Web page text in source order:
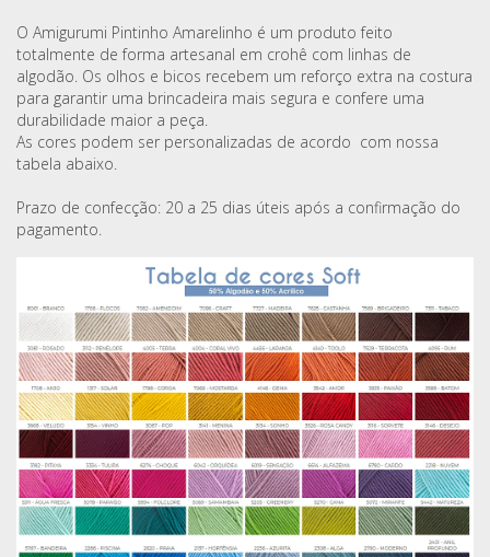
O Amigurumi Pintinho Amarelinho é um produto feito
totalmente de forma artesanal em crohê com linhas de
algodão. Os olhos e bicos recebem um reforço extra na costura
para garantir uma brincadeira mais segura e confere uma
durabilidade maior a peça.
As cores podem ser personalizadas de acordo com nossa
tabela abaixo.
Prazo de confecção: 20 a 25 dias úteis após a confirmação do
pagamento.